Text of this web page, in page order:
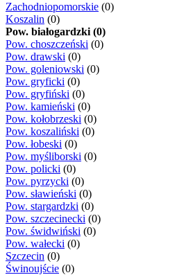
Zachodniopomorskie (0)
Koszalin (0)
Pow. białogardzki (0)
Pow. choszczeński (0)
Pow. drawski (0)
Pow. goleniowski (0)
Pow. gryficki (0)
Pow. gryfiński (0)
Pow. kamieński (0)
Pow. kołobrzeski (0)
Pow. koszaliński (0)
Pow. łobeski (0)
Pow. myśliborski (0)
Pow. policki (0)
Pow. pyrzycki (0)
Pow. sławieński (0)
Pow. stargardzki (0)
Pow. szczecinecki (0)
Pow. świdwiński (0)
Pow. wałecki (0)
Szczecin (0)
Świnoujście (0)